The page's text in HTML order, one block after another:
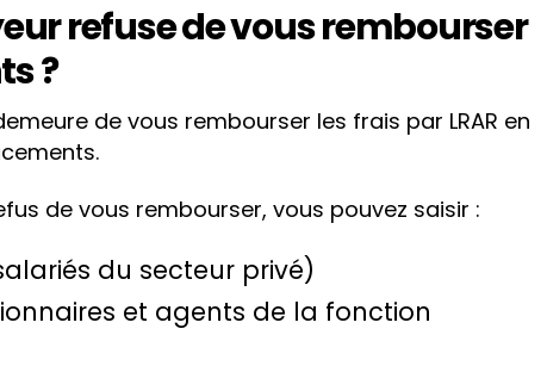
refuse de vous rembourser
?
de vous rembourser les frais par LRAR en
de vous rembourser, vous pouvez saisir :
du secteur privé)
et agents de la fonction